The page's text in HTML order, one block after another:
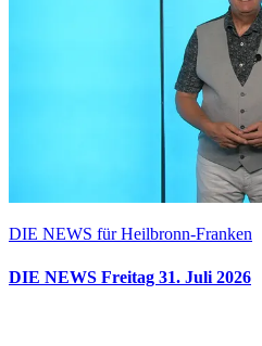
DIE NEWS für Heilbronn-Franken
DIE NEWS Freitag 31. Juli 2026